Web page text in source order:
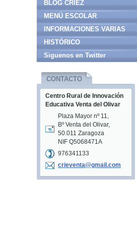
BLOG CRIEZ
MENÚ ESCOLAR
INFORMACIONES VARIAS
HISTÓRICO
Siguenos en Twitter
CONTACTO
Centro Rural de Innovación
Educativa Venta del Olivar
Plaza Mayor nº 11,
Bº Venta del Olivar,
50.011 Zaragoza
NIF Q5068471A
976341133
crieventa@gmail.com